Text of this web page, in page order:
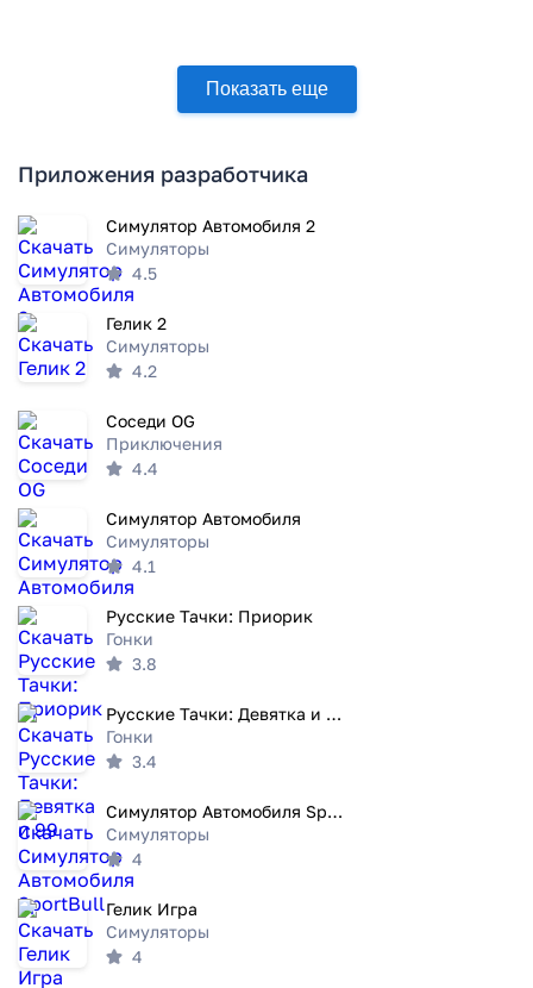
Показать еще
Приложения разработчика
Симулятор Автомобиля 2
Симуляторы
4.5
Гелик 2
Симуляторы
4.2
Соседи OG
Приключения
4.4
Симулятор Автомобиля
Симуляторы
4.1
Русские Тачки: Приорик
Гонки
3.8
Русские Тачки: Девятка и 99
Гонки
3.4
Симулятор Автомобиля SportBull
Симуляторы
4
Гелик Игра
Симуляторы
4